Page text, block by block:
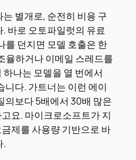
별개로, 순전히 비용 구
바로 오토파일럿의 유료
를 던지면 모델 호출은 한
율하거나 이메일 스레드를
나는 모델을 열 번에서
니다. 가트너는 이런 에이
의보다 5배에서 30배 많은
요. 마이크로소프트가 지
제를 사용량 기반으로 바
.